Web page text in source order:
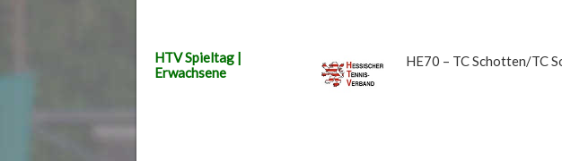
HTV Spieltag |
Erwachsene
HE70 – TC Schotten/TC